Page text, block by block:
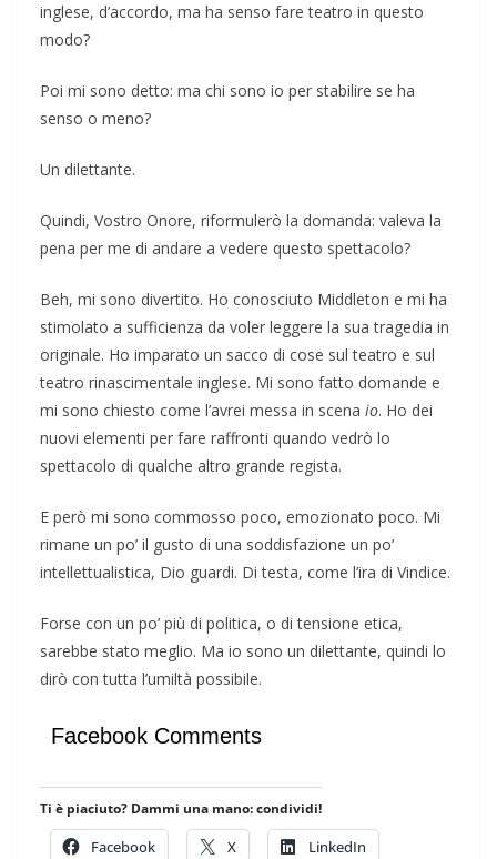
inglese, d’accordo, ma ha senso fare teatro in questo
modo?
Poi mi sono detto: ma chi sono io per stabilire se ha
senso o meno?
Un dilettante.
Quindi, Vostro Onore, riformulerò la domanda: valeva la
pena per me di andare a vedere questo spettacolo?
Beh, mi sono divertito. Ho conosciuto Middleton e mi ha
stimolato a sufficienza da voler leggere la sua tragedia in
originale. Ho imparato un sacco di cose sul teatro e sul
teatro rinascimentale inglese. Mi sono fatto domande e
mi sono chiesto come l’avrei messa in scena io. Ho dei
nuovi elementi per fare raffronti quando vedrò lo
spettacolo di qualche altro grande regista.
E però mi sono commosso poco, emozionato poco. Mi
rimane un po’ il gusto di una soddisfazione un po’
intellettualistica, Dio guardi. Di testa, come l’ira di Vindice.
Forse con un po’ più di politica, o di tensione etica,
sarebbe stato meglio. Ma io sono un dilettante, quindi lo
dirò con tutta l’umiltà possibile.
Facebook Comments
Ti è piaciuto? Dammi una mano: condividi!
Facebook X LinkedIn